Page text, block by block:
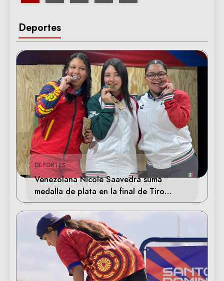
Deportes
DEPORTES
Venezolana Nicole Saavedra suma
medalla de plata en la final de Tiro
Deportivo